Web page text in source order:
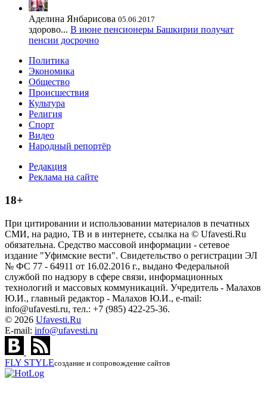
Аделина Янбарисова 05.06.2017
здорово... В июне пенсионеры Башкирии получат
пенсии досрочно
Политика
Экономика
Общество
Происшествия
Культура
Религия
Спорт
Видео
Народный репортёр
Редакция
Реклама на сайте
18+
При цитировании и использовании материалов в печатных
СМИ, на радио, ТВ и в интернете, ссылка на © Ufavesti.Ru
обязательна. Средство массовой информации - сетевое
издание "Уфимские вести". Свидетельство о регистрации ЭЛ
№ ФС 77 - 64911 от 16.02.2016 г., выдано Федеральной
службой по надзору в сфере связи, информационных
технологий и массовых коммуникаций. Учредитель - Малахов
Ю.И., главный редактор - Малахов Ю.И., e-mail:
info@ufavesti.ru, тел.: +7 (985) 422-25-36.
© 2026 Ufavesti.Ru
E-mail: info@ufavesti.ru
FLY STYLEсоздание и сопровождение сайтов